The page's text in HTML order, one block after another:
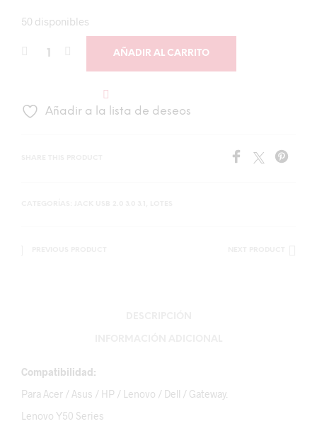
50 disponibles
AÑADIR AL CARRITO
Añadir a la lista de deseos
Compatibilidad:
Para Acer / Asus / HP / Lenovo / Dell / Gateway.
Lenovo Y50 Series